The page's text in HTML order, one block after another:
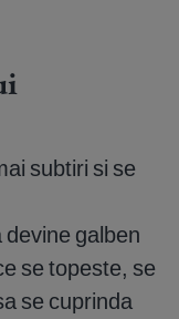
subtiri si se
galben
se topeste, se
se cuprinda